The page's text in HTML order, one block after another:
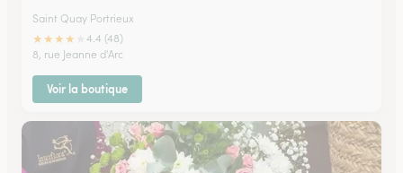
Saint Quay Portrieux
★★★★
4.4 (48)
8, rue Jeanne d'Arc
Voir la boutique